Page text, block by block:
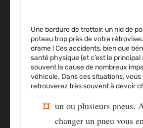
Une bordure de trottoir, un nid de
poteau trop près de votre
drame ! Ces accidents, bien que
santé physique (et c’est le principal
souvent la cause de nombreux
véhicule. Dans ces situations, vous
retrouverez très souvent à devoir
un ou plusieurs pneus.
changer un pneu vous